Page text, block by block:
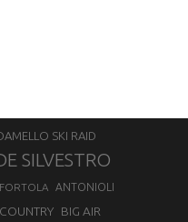
SKI RAID
SILVESTRO
ANTONIOLI
BIG AIR